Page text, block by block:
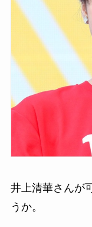
井上清華さんが
うか。